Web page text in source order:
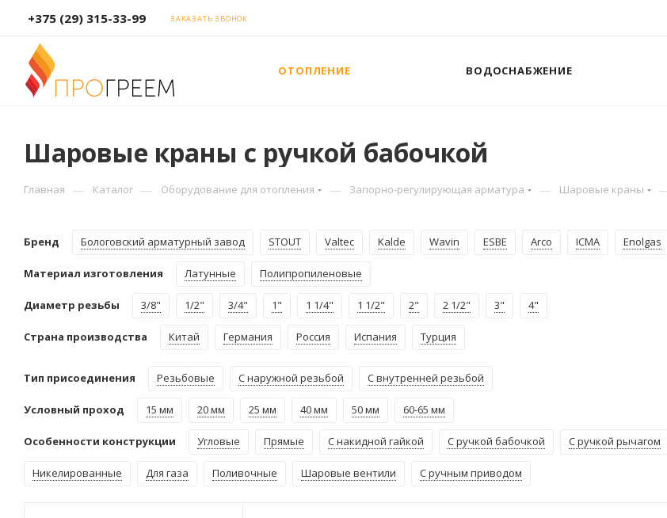
+375 (29) 315-33-99 ЗАКАЗАТЬ ЗВОНОК
ОТОПЛЕНИЕ ВОДОСНАБЖЕНИЕ
Шаровые краны с ручкой бабочкой
Главная — Каталог — Оборудование для отопления — Запорно-регулирующая арматура — Шаровые краны
Бренд Бологовский арматурный завод STOUT Valtec Kalde Wavin ESBE Arco ICMA Enolgas
Материал изготовления Латунные Полипропиленовые
Диаметр резьбы 3/8" 1/2" 3/4" 1" 1 1/4" 1 1/2" 2" 2 1/2" 3" 4"
Страна производства Китай Германия Россия Испания Турция
Тип присоединения Резьбовые С наружной резьбой С внутренней резьбой
Условный проход 15 мм 20 мм 25 мм 40 мм 50 мм 60-65 мм
Особенности конструкции Угловые Прямые С накидной гайкой С ручкой бабочкой С ручкой рычагом
Никелированные Для газа Поливочные Шаровые вентили С ручным приводом